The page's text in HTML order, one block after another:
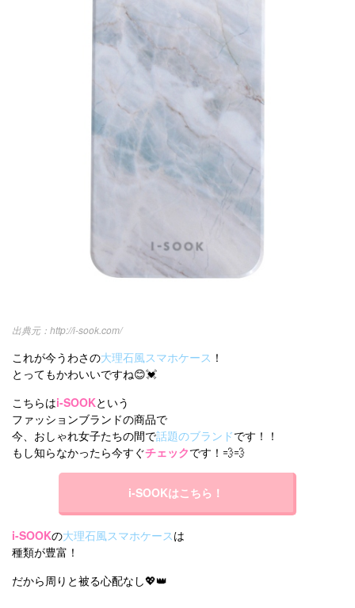
http://i-sook.com/
これが今うわさの大理石風スマホケース ！
とってもかわいいですね😊💓
こちらはi-SOOKという
ファッションブランドの商品で
今、おしゃれ女子たちの間で話題のブランドです！！
もし知らなかったら今すぐチェックです！💨💨
i-SOOKはこちら！
i-SOOKの大理石風スマホケースは
種類が豊富！
だから周りと被る心配なし💖👑